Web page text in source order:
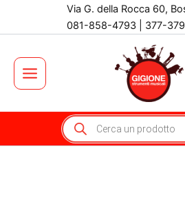
Via G. della Rocca 60,
081-858-4793 | 377-
Main
Menu
Products
search